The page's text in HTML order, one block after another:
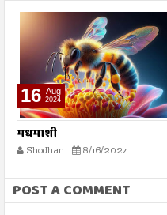
16 Aug
2024
मधमाशी
Shodhan 8/16/2024
POST A COMMENT